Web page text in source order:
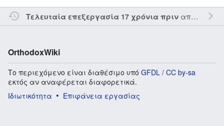
Τελευταία επεξεργασία 17 χρόνια πριναπό τον την
OrthodoxWiki
Το περιεχόμενο είναι διαθέσιμο υπό GFDL / CC by-sa
εκτός αν αναφέρεται διαφορετικά.
Ιδιωτικότητα
Επιφάνεια εργασίας